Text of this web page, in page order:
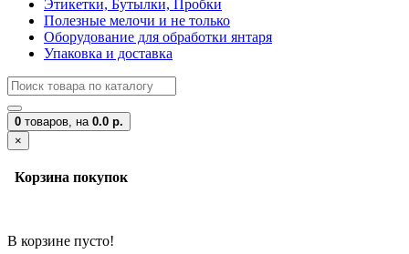
Этикетки, Бутылки, Пробки
Полезные мелочи и не только
Оборудование для обработки янтаря
Упаковка и доставка
0 товаров, на 0.0 р.
×
Корзина покупок
В корзине пусто!